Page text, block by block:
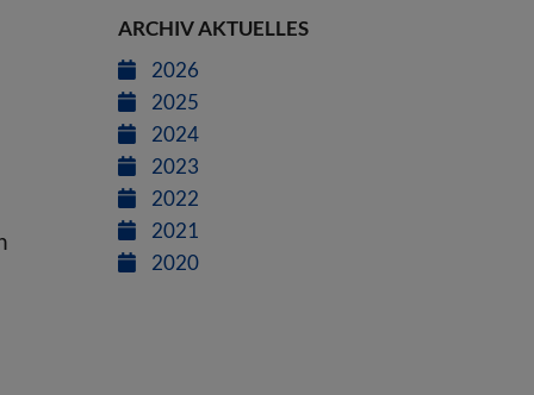
ARCHIV AKTUELLES
2026
2025
2024
2023
2022
2021
2020